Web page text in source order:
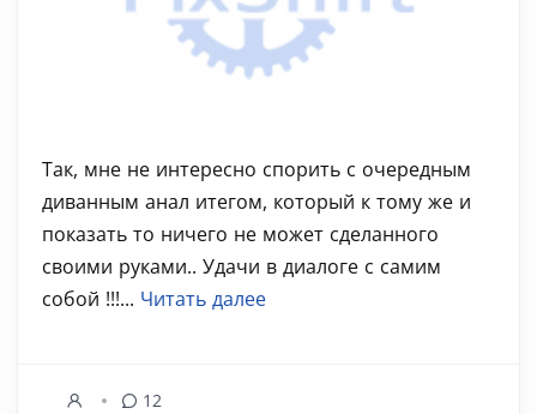
Так, мне не интересно спорить с очередным
диванным анал итегом, который к тому же и
показать то ничего не может сделанного
своими руками.. Удачи в диалоге с самим
собой !!!... Читать далее
12